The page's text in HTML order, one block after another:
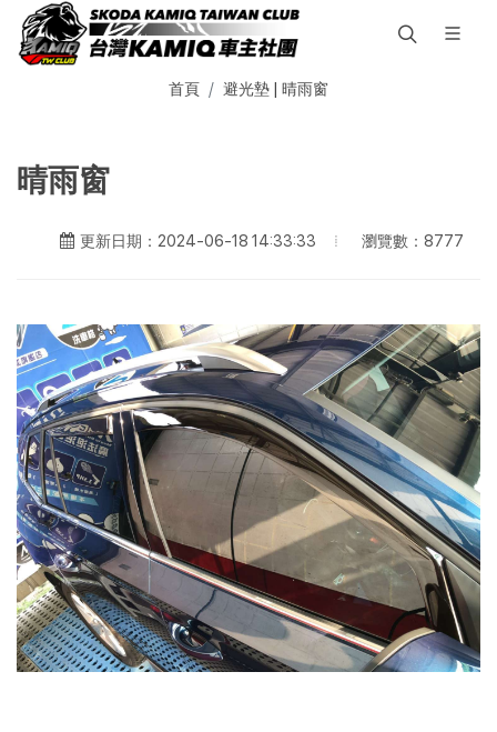
首頁 避光墊 | 晴雨窗
晴雨窗
更新日期：2024-06-18 14:33:33 瀏覽數：8777